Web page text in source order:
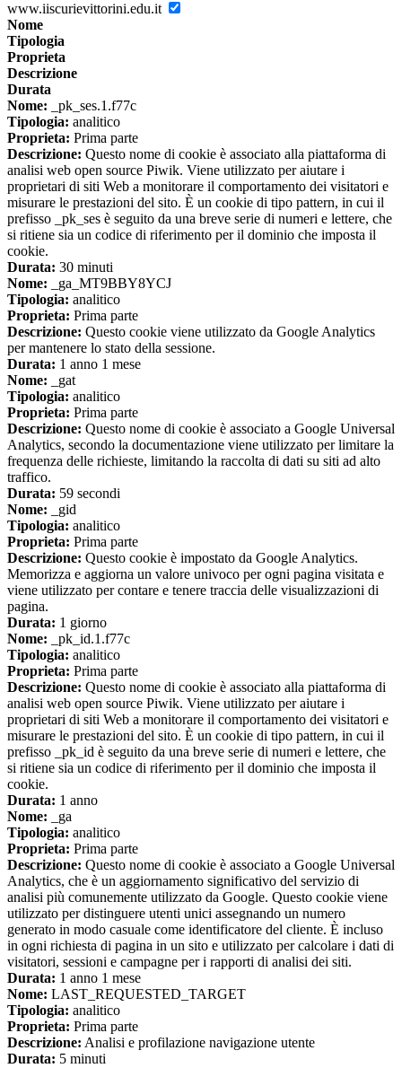
www.iiscurievittorini.edu.it
Nome
Tipologia
Proprieta
Descrizione
Durata
Nome: _pk_ses.1.f77c
Tipologia: analitico
Proprieta: Prima parte
Descrizione: Questo nome di cookie è associato alla piattaforma di
analisi web open source Piwik. Viene utilizzato per aiutare i
proprietari di siti Web a monitorare il comportamento dei visitatori e
misurare le prestazioni del sito. È un cookie di tipo pattern, in cui il
prefisso _pk_ses è seguito da una breve serie di numeri e lettere, che
si ritiene sia un codice di riferimento per il dominio che imposta il
cookie.
Durata: 30 minuti
Nome: _ga_MT9BBY8YCJ
Tipologia: analitico
Proprieta: Prima parte
Descrizione: Questo cookie viene utilizzato da Google Analytics
per mantenere lo stato della sessione.
Durata: 1 anno 1 mese
Nome: _gat
Tipologia: analitico
Proprieta: Prima parte
Descrizione: Questo nome di cookie è associato a Google Universal
Analytics, secondo la documentazione viene utilizzato per limitare la
frequenza delle richieste, limitando la raccolta di dati su siti ad alto
traffico.
Durata: 59 secondi
Nome: _gid
Tipologia: analitico
Proprieta: Prima parte
Descrizione: Questo cookie è impostato da Google Analytics.
Memorizza e aggiorna un valore univoco per ogni pagina visitata e
viene utilizzato per contare e tenere traccia delle visualizzazioni di
pagina.
Durata: 1 giorno
Nome: _pk_id.1.f77c
Tipologia: analitico
Proprieta: Prima parte
Descrizione: Questo nome di cookie è associato alla piattaforma di
analisi web open source Piwik. Viene utilizzato per aiutare i
proprietari di siti Web a monitorare il comportamento dei visitatori e
misurare le prestazioni del sito. È un cookie di tipo pattern, in cui il
prefisso _pk_id è seguito da una breve serie di numeri e lettere, che
si ritiene sia un codice di riferimento per il dominio che imposta il
cookie.
Durata: 1 anno
Nome: _ga
Tipologia: analitico
Proprieta: Prima parte
Descrizione: Questo nome di cookie è associato a Google Universal
Analytics, che è un aggiornamento significativo del servizio di
analisi più comunemente utilizzato da Google. Questo cookie viene
utilizzato per distinguere utenti unici assegnando un numero
generato in modo casuale come identificatore del cliente. È incluso
in ogni richiesta di pagina in un sito e utilizzato per calcolare i dati di
visitatori, sessioni e campagne per i rapporti di analisi dei siti.
Durata: 1 anno 1 mese
Nome: LAST_REQUESTED_TARGET
Tipologia: analitico
Proprieta: Prima parte
Descrizione: Analisi e profilazione navigazione utente
Durata: 5 minuti